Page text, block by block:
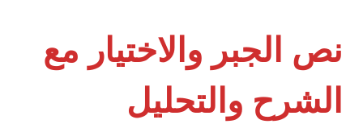
نص الجبر والاختيار مع
الشرح والتحليل